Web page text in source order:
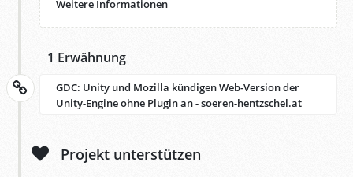
Weitere Informationen
1 Erwähnung
GDC: Unity und Mozilla kündigen Web-Version der
Unity-Engine ohne Plugin an - soeren-hentzschel.at
Projekt unterstützen